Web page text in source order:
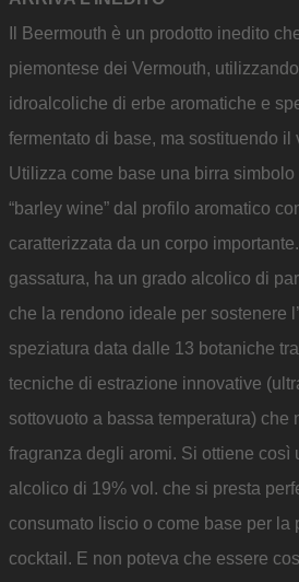
Il Beermouth è un prodotto inedito
piemontese dei Vermouth,
idroalcoliche di erbe aromatiche e
fermentato di base, ma sostituendo il
Utilizza come base una birra
“barley wine” dal profilo aromatico
caratterizzata da un corpo
gassatura, ha un grado alcolico di
che la rendono ideale per sostenere
speziatura data dalle 13 botaniche
tecniche di estrazione innovative
sottovuoto a bassa temperatura) che
fragranza degli aromi. Si ottiene così
alcolico di 19% vol. che si presta
consumato liscio o come base per la
cocktail. E non poteva che essere